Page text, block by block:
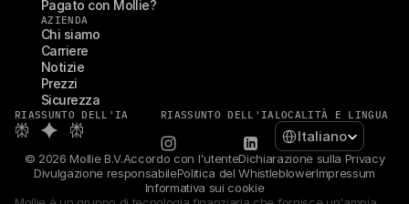
Pagato con Mollie?
AZIENDA
Chi siamo
Carriere
Notizie
Prezzi
Sicurezza
RIASSUNTO DELL'IA RIASSUNTO DELL'IALOCALITÀ E LINGUA
Select Language
Italiano
© 2026 Mollie B.V.Accordo con l'utenteDichiarazione sulla Privacy
Divulgazione responsabilePolitica del WhistleblowerImpressum
Informativa sui cookie